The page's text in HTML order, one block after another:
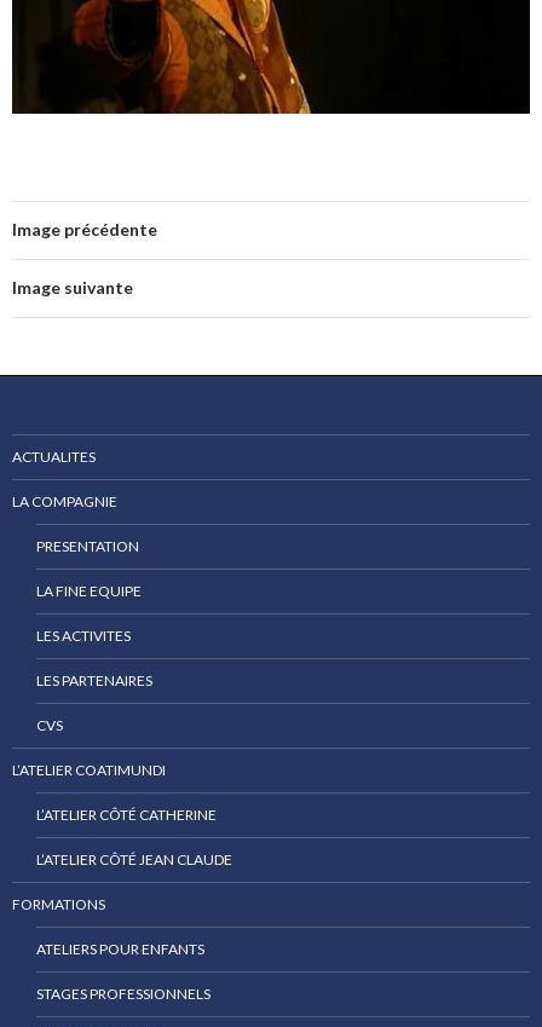
Image précédente
Image suivante
ACTUALITES
LA COMPAGNIE
PRESENTATION
LA FINE EQUIPE
LES ACTIVITES
LES PARTENAIRES
CVS
L’ATELIER COATIMUNDI
L’ATELIER CÔTÉ CATHERINE
L’ATELIER CÔTÉ JEAN CLAUDE
FORMATIONS
ATELIERS POUR ENFANTS
STAGES PROFESSIONNELS